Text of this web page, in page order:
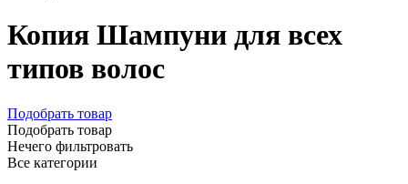
Копия Шампуни для всех
типов волос
Подобрать товар
Подобрать товар
Нечего фильтровать
Все категории